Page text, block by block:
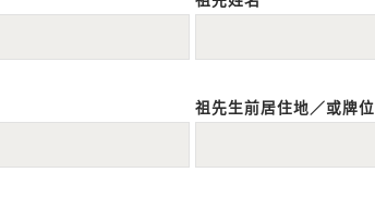
祖先生前居住地／或牌位